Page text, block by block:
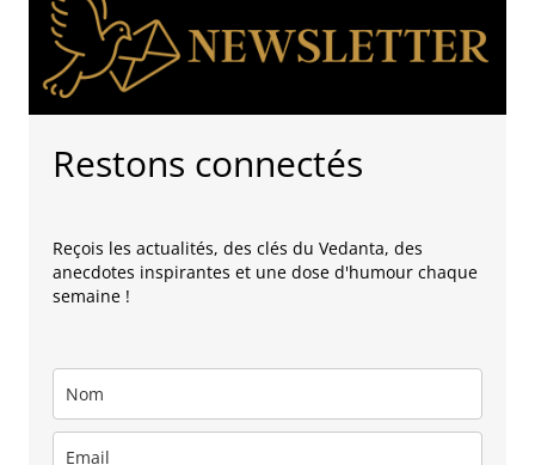
Restons connectés
Reçois les actualités, des clés du Vedanta, des
anecdotes inspirantes et une dose d'humour chaque
semaine !